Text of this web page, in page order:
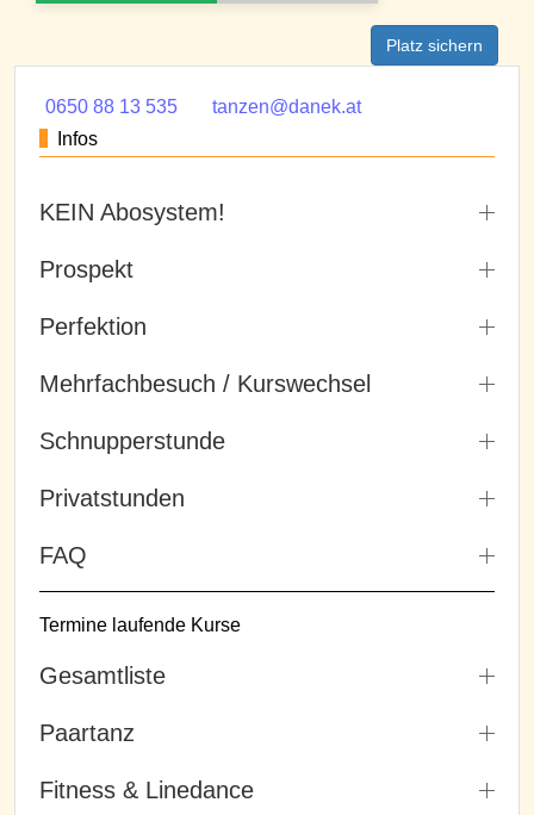
Platz sichern
0650 88 13 535
tanzen@danek.at
Infos
KEIN Abosystem!
Prospekt
Perfektion
Mehrfachbesuch / Kurswechsel
Schnupperstunde
Privatstunden
FAQ
Termine laufende Kurse
Gesamtliste
Paartanz
Fitness & Linedance